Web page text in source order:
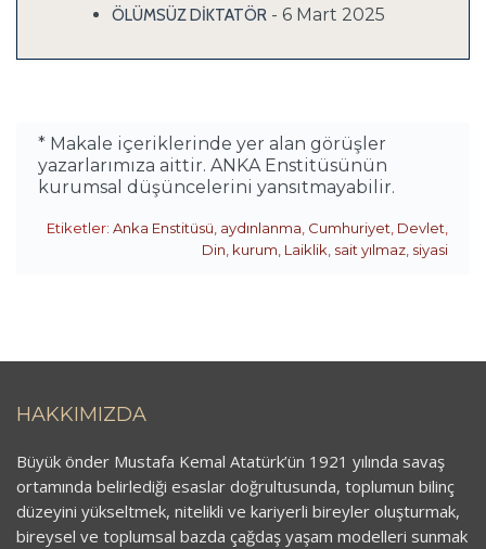
ÖLÜMSÜZ DİKTATÖR - 6 Mart 2025
* Makale içeriklerinde yer alan görüşler
yazarlarımıza aittir. ANKA Enstitüsünün
kurumsal düşüncelerini yansıtmayabilir.
Etiketler: Anka Enstitüsü aydınlanma Cumhuriyet Devlet
Din kurum Laiklik sait yılmaz siyasi
HAKKIMIZDA
Büyük önder Mustafa Kemal Atatürk’ün 1921 yılında savaş
ortamında belirlediği esaslar doğrultusunda, toplumun bilinç
düzeyini yükseltmek, nitelikli ve kariyerli bireyler oluşturmak,
bireysel ve toplumsal bazda çağdaş yaşam modelleri sunmak